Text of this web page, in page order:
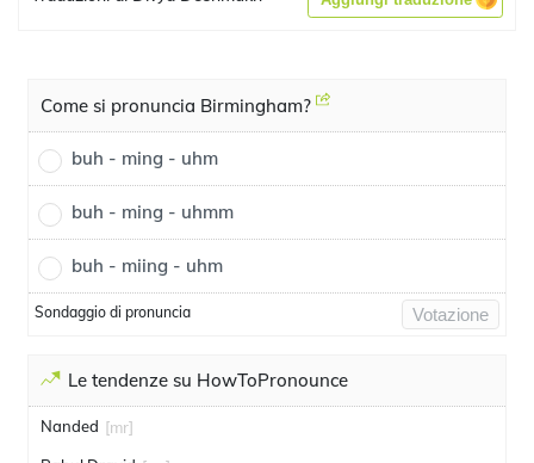
Come si pronuncia Birmingham?
buh - ming - uhm
buh - ming - uhmm
buh - miing - uhm
Sondaggio di pronuncia Votazione
Le tendenze su HowToPronounce
Nanded [mr]